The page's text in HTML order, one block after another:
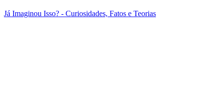
Já Imaginou Isso? - Curiosidades, Fatos e Teorias